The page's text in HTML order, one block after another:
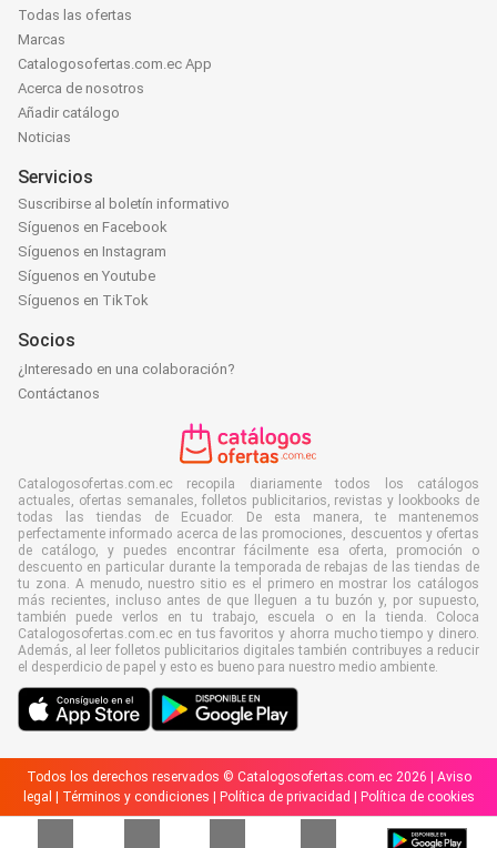
Todas las ofertas
Marcas
Catalogosofertas.com.ec App
Acerca de nosotros
Añadir catálogo
Noticias
Servicios
Suscribirse al boletín informativo
Síguenos en Facebook
Síguenos en Instagram
Síguenos en Youtube
Síguenos en TikTok
Socios
¿Interesado en una colaboración?
Contáctanos
Catalogosofertas.com.ec recopila diariamente todos los catálogos
actuales, ofertas semanales, folletos publicitarios, revistas y lookbooks de
todas las tiendas de Ecuador. De esta manera, te mantenemos
perfectamente informado acerca de las promociones, descuentos y ofertas
de catálogo, y puedes encontrar fácilmente esa oferta, promoción o
descuento en particular durante la temporada de rebajas de las tiendas de
tu zona. A menudo, nuestro sitio es el primero en mostrar los catálogos
más recientes, incluso antes de que lleguen a tu buzón y, por supuesto,
también puede verlos en tu trabajo, escuela o en la tienda. Coloca
Catalogosofertas.com.ec en tus favoritos y ahorra mucho tiempo y dinero.
Además, al leer folletos publicitarios digitales también contribuyes a reducir
el desperdicio de papel y esto es bueno para nuestro medio ambiente.
Todos los derechos reservados © Catalogosofertas.com.ec 2026 | Aviso
legal
Términos y condiciones Política de privacidad Política de cookies